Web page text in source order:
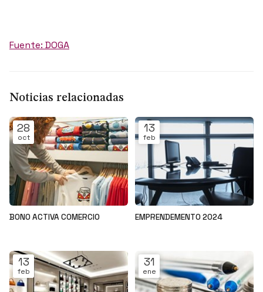
Fuente: DOGA
Noticias relacionadas
28
oct
BONO ACTIVA COMERCIO
13
feb
EMPRENDEMENTO 2024
13
feb
31
ene